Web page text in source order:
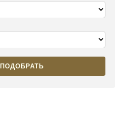
ПОДОБРАТЬ